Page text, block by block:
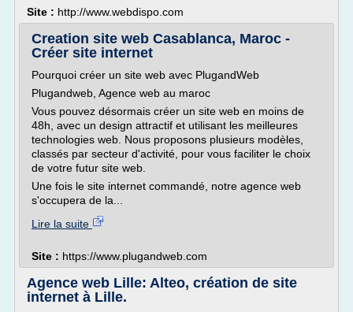
Site : http://www.webdispo.com
Creation site web Casablanca, Maroc -
Créer site internet
Pourquoi créer un site web avec PlugandWeb
Plugandweb, Agence web au maroc
Vous pouvez désormais créer un site web en moins de
48h, avec un design attractif et utilisant les meilleures
technologies web. Nous proposons plusieurs modèles,
classés par secteur d'activité, pour vous faciliter le choix
de votre futur site web.
Une fois le site internet commandé, notre agence web
s'occupera de la...
Lire la suite
Site : https://www.plugandweb.com
Agence web Lille: Alteo, création de site
internet à Lille.